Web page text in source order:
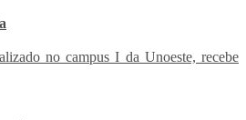
no campus I da Unoeste, recebe